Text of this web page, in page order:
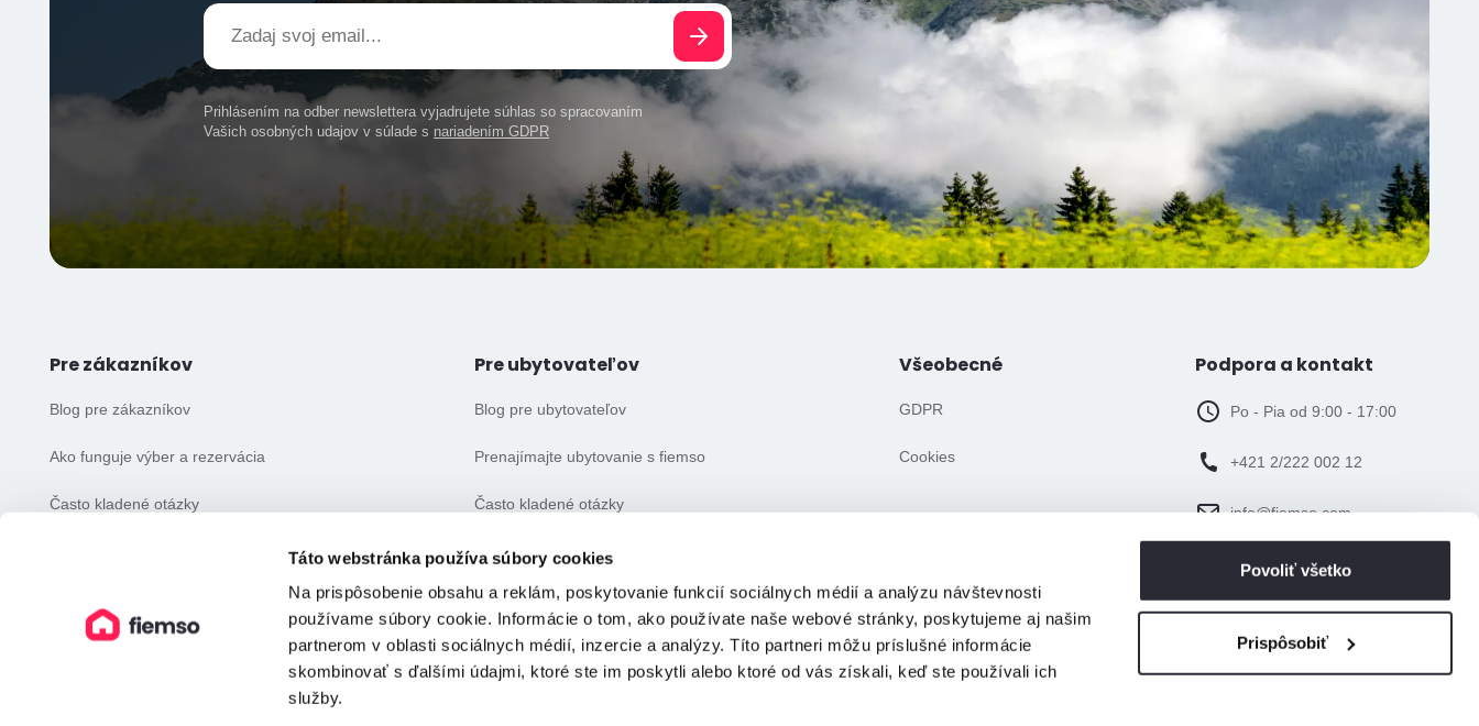
Táto webstránka používa súbory cookies
Na prispôsobenie obsahu a reklám, poskytovanie funkcií sociálnych médií a analýzu návštevnosti
používame súbory cookie. Informácie o tom, ako používate naše webové stránky, poskytujeme aj našim
partnerom v oblasti sociálnych médií, inzercie a analýzy. Títo partneri môžu príslušné informácie
skombinovať s ďalšími údajmi, ktoré ste im poskytli alebo ktoré od vás získali, keď ste používali ich
služby.
Povoliť všetko
Prispôsobiť
Prihlásením na odber newslettera vyjadrujete súhlas so spracovaním
Vašich osobných udajov v súlade s nariadením GDPR
Pre zákazníkov
Blog pre zákazníkov
Ako funguje výber a rezervácia
Často kladené otázky
Pre ubytovateľov
Blog pre ubytovateľov
Prenajímajte ubytovanie s fiemso
Často kladené otázky
Všeobecné obchodné podmienky
Všeobecné
GDPR
Cookies
Podpora a kontakt
Po - Pia od 9:00 - 17:00
+421 2/222 002 12
info@fiemso.com
©️ fiemso 2026 — Všetky práva vyhradené